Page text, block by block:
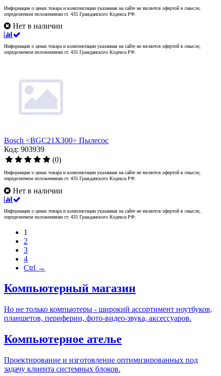
Информация о ценах товара и комплектации указанная на сайте не является офертой в смысле,
определяемом положениями ст. 435 Гражданского Кодекса РФ.
Нет в наличии
Информация о ценах товара и комплектации указанная на сайте не является офертой в смысле,
определяемом положениями ст. 435 Гражданского Кодекса РФ.
Bosch <BGC21X300> Пылесос
Код: 903939
(0)
Информация о ценах товара и комплектации указанная на сайте не является офертой в смысле,
определяемом положениями ст. 435 Гражданского Кодекса РФ.
Нет в наличии
Информация о ценах товара и комплектации указанная на сайте не является офертой в смысле,
определяемом положениями ст. 435 Гражданского Кодекса РФ.
1
2
3
4
Ctrl →
Компьютерный магазин
Но не только компьютеры - широкий ассортимент ноутбуков,
планшетов, периферии, фото-видео-звука, аксессуаров.
Компьютерное ателье
Проектирование и изготовление оптимизированных под
задачу клиента системных блоков.